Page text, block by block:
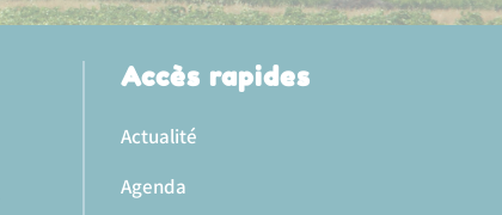
Accès rapides
Actualité
Agenda